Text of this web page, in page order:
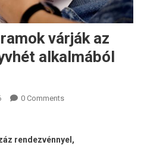
várják az
alkalmából
0 Comments
rendezvénnyel,